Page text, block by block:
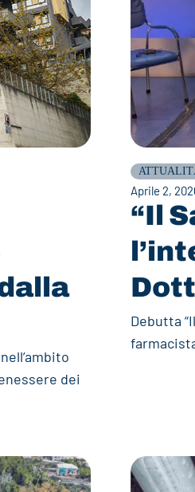
dei
Aprile 2,
“Il
Debutta